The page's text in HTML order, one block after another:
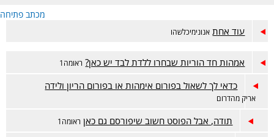
טוב? זה המקום.
מכתב פתיחה
עוד אחת אנונימיכלשהו
אמהות חד הוריות שבחרו ללדת לבד יש כאן? ראומה1
כדאי לך לשאול בפורום אימהות או בפורום הריון ולידה
אריק מהדרום
תודה, אבל הפוסט חשוב שיפורסם גם כאן ראומה1